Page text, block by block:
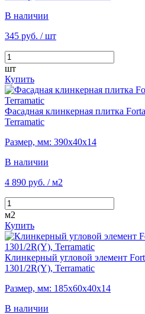
В наличии
345 руб. / шт
шт
Купить
Фасадная клинкерная плитка
Terramatic
Размер, мм: 390х40х14
В наличии
4 890 руб. / м2
м2
Купить
Клинкерный угловой элемент
1301/2R(Y), Terramatic
Размер, мм: 185х60х40х14
В наличии